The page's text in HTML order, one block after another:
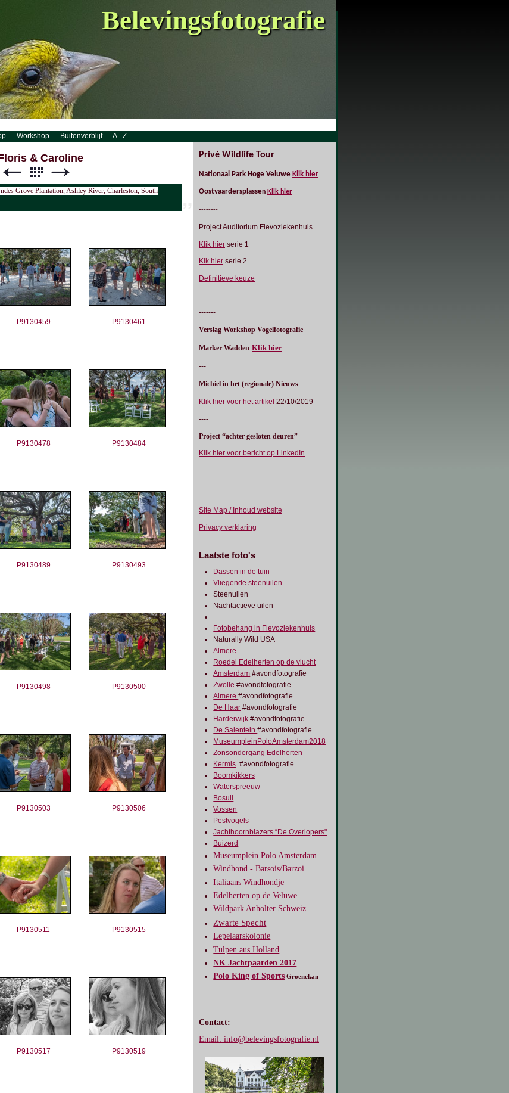
Belevingsfotografie
Workshop Buitenverblijf A - Z
Privé Wildlife Tour
Nationaal Park Hoge Veluwe Klik hier
Oostvaardersplassen Klik hier
--------
Project Auditorium Flevoziekenhuis
Klik hier serie 1
Kik hier serie 2
Definitieve keuze
-------
Verslag Workshop Vogelfotografie
Marker Wadden Klik hier
---
Michiel in het (regionale) Nieuws
Klik hier voor het artikel 22/10/2019
----
Project “achter gesloten deuren”
Klik hier voor bericht op LinkedIn
Site Map / Inhoud website
Privacy verklaring
Laatste foto's
Dassen in de tuin
Vliegende steenuilen
Steenuilen
Nachtactieve uilen
Fotobehang in Flevoziekenhuis
Naturally Wild USA
Almere
Roedel Edelherten op de vlucht
Amsterdam #avondfotografie
Zwolle #avondfotografie
Almere#avondfotografie
De Haar #avondfotografie
Harderwijk #avondfotografie
De Salentein#avondfotografie
MuseumpleinPoloAmsterdam2018
Zonsondergang Edelherten
Kermis #avondfotografie
Boomkikkers
Waterspreeuw
Bosuil
Vossen
Pestvogels
Jachthoornblazers “De Overlopers"
Buizerd
Museumplein Polo Amsterdam
Windhond - Barsois/Barzoi
Italiaans Windhondje
Edelherten op de Veluwe
Wildpark Anholter Schweiz
Zwarte Specht
Lepelaarskolonie
Tulpen aus Holland
NK Jachtpaarden 2017
Polo King of Sports Groenekan
Contact:
Email: info@belevingsfotografie.nl
& Caroline
Grove Plantation, Ashley River, Charleston, South
P9130459 P9130461
P9130478 P9130484
P9130489 P9130493
P9130498 P9130500
P9130503 P9130506
P9130511 P9130515
P9130517 P9130519